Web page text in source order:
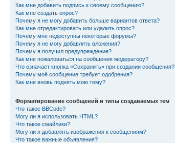
Как мне добавить подпись к своему сообщению?
Как мне создать опрос?
Почему я не могу добавить больше вариантов ответа?
Как мне отредактировать или удалить опрос?
Почему мне недоступны некоторые форумы?
Почему я не могу добавлять вложения?
Почему я получил предупреждение?
Как мне пожаловаться на сообщения модератору?
Что означает кнопка «Сохранить» при создании сообщения?
Почему моё сообщение требует одобрения?
Как мне вновь поднять мою тему?
Форматирование сообщений и типы создаваемых тем
Что такое BBCode?
Могу ли я использовать HTML?
Что такое смайлики?
Могу ли я добавлять изображения к сообщениям?
Что такое важные объявления?